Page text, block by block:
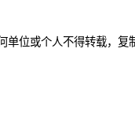
位或个人不得转载，